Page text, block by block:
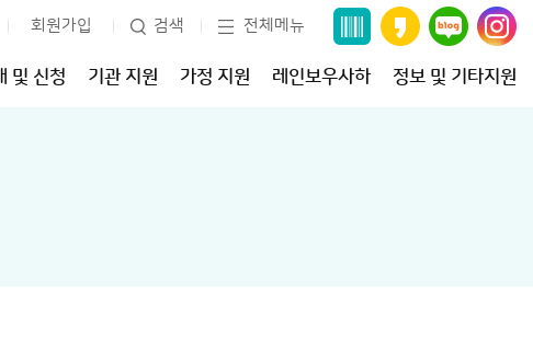
회원가입 검색 전체메뉴
및 신청 기관 지원 가정 지원 레인보우사하 정보 및 기타지원